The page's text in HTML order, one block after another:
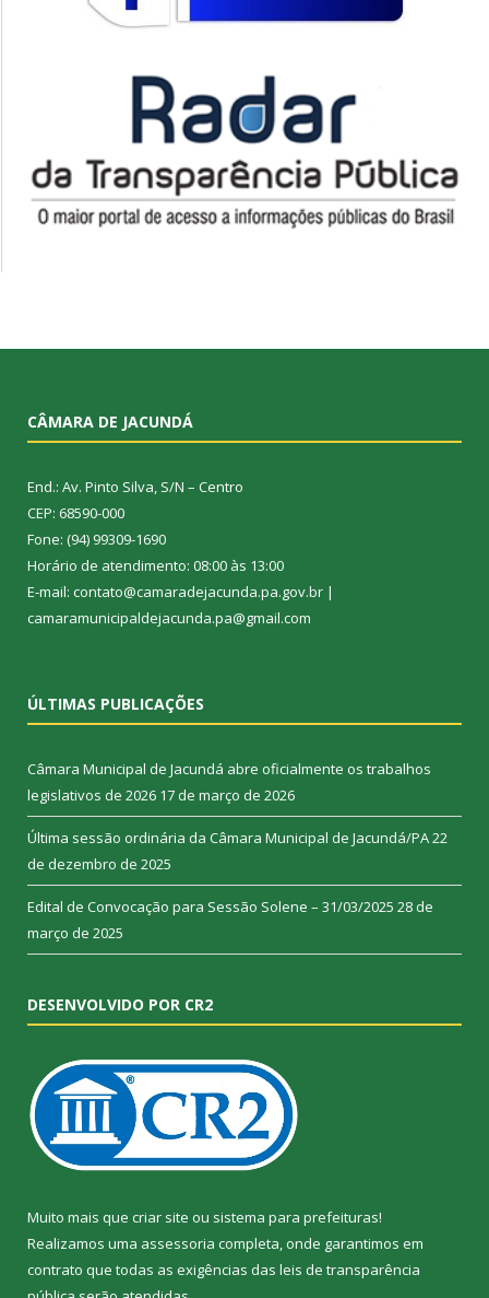
CÂMARA DE JACUNDÁ
End.: Av. Pinto Silva, S/N – Centro
CEP: 68590-000
Fone: (94) 99309-1690
Horário de atendimento: 08:00 às 13:00
E-mail: contato@camaradejacunda.pa.gov.br |
camaramunicipaldejacunda.pa@gmail.com
ÚLTIMAS PUBLICAÇÕES
Câmara Municipal de Jacundá abre oficialmente os trabalhos
legislativos de 2026 17 de março de 2026
Última sessão ordinária da Câmara Municipal de Jacundá/PA22
de dezembro de 2025
Edital de Convocação para Sessão Solene – 31/03/2025 28 de
março de 2025
DESENVOLVIDO POR CR2
Muito mais que criar site ou sistema para prefeituras!
Realizamos uma assessoria completa, onde garantimos em
contrato que todas as exigências das leis de transparência